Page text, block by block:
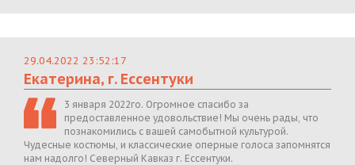
29.04.2022 23:52:17
Екатерина, г. Ессентуки
3 января 2022го. Огромное спасибо за
предоставленное удовольствие! Мы очень рады, что
познакомились с вашей самобытной культурой.
Чудесные костюмы, и классические оперные голоса запомнятся
нам надолго! Северный Кавказ г. Ессентуки.